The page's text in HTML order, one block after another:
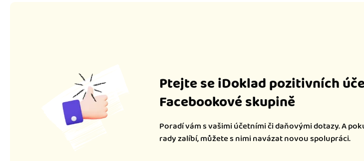
Ptejte se iDoklad pozitivních
Facebookové skupině
Poradí vám s vašimi účetními či daňovými dotazy. A
rady zalíbí, můžete s nimi navázat novou spolupráci.